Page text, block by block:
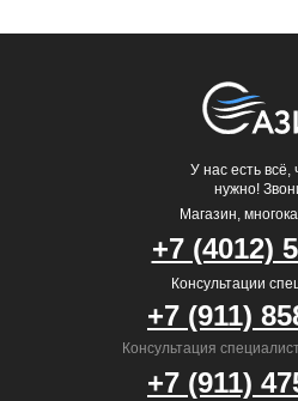
У нас есть всё,
нужно!
Магазин,
Консультация
Консультации
+7 (911)
+7 (911)
+7 (4012)